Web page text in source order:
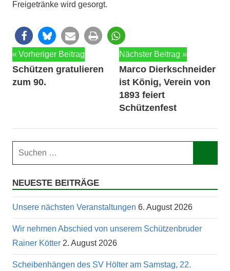
Freigetränke wird gesorgt.
Beitragsnavigation
Vorheriger Beitrag
Schützen gratulieren
zum 90.
Nächster Beitrag
Marco Dierkschneider
ist König, Verein von
1893 feiert
Schützenfest
Suchen
NEUESTE BEITRÄGE
Unsere nächsten Veranstaltungen 6. August 2026
Wir nehmen Abschied von unserem Schützenbruder
Rainer Kötter 2. August 2026
Scheibenhängen des SV Hölter am Samstag, 22.